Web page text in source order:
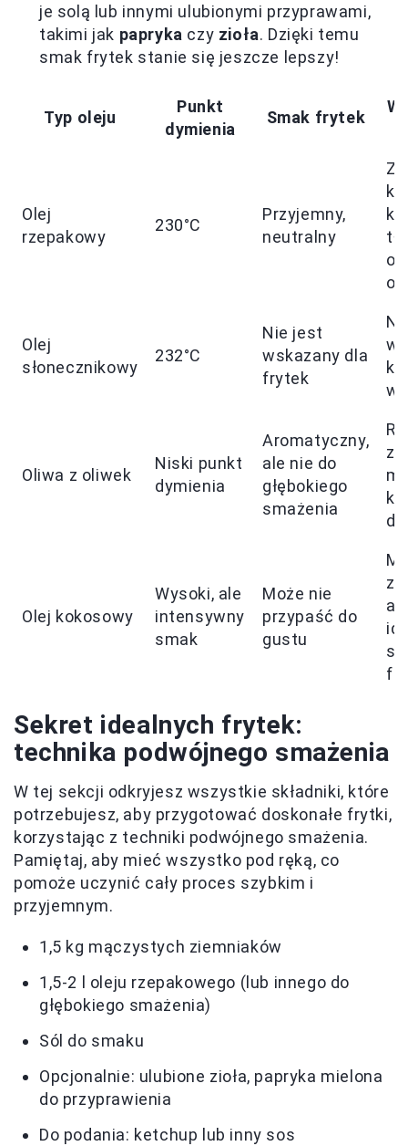
je solą lub innymi ulubionymi przyprawami,
takimi jak papryka czy zioła. Dzięki temu
smak frytek stanie się jeszcze lepszy!
Typ oleju
Punkt
dymienia
Smak frytek
Olej
rzepakowy
230°C
Przyjemny,
neutralny
Olej
słonecznikowy
232°C
Nie jest
wskazany dla
frytek
Oliwa z oliwek
Niski punkt
dymienia
Aromatyczny,
ale nie do
głębokiego
smażenia
Olej kokosowy
Wysoki, ale
intensywny
smak
Może nie
przypaść do
gustu
Sekret idealnych frytek:
technika podwójnego smażenia
W tej sekcji odkryjesz wszystkie składniki, które
potrzebujesz, aby przygotować doskonałe frytki,
korzystając z techniki podwójnego smażenia.
Pamiętaj, aby mieć wszystko pod ręką, co
pomoże uczynić cały proces szybkim i
przyjemnym.
1,5 kg mączystych ziemniaków
1,5-2 l oleju rzepakowego (lub innego do
głębokiego smażenia)
Sól do smaku
Opcjonalnie: ulubione zioła, papryka mielona
do przyprawienia
Do podania: ketchup lub inny sos